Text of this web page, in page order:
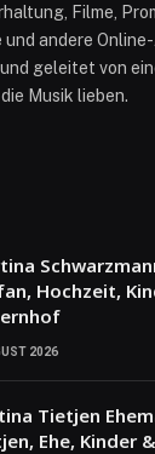
Filme,
andere
geleitet von
Musik lieben.
Hochzeit,
2026
Tietjen
Ehe, Kinder